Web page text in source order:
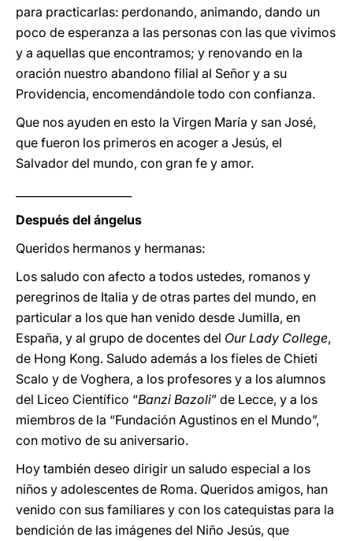
para practicarlas: perdonando, animando, dando un
poco de esperanza a las personas con las que vivimos
y a aquellas que encontramos; y renovando en la
oración nuestro abandono filial al Señor y a su
Providencia, encomendándole todo con confianza.
Que nos ayuden en esto la Virgen María y san José,
que fueron los primeros en acoger a Jesús, el
Salvador del mundo, con gran fe y amor.
Después del ángelus
Queridos hermanos y hermanas:
Los saludo con afecto a todos ustedes, romanos y
peregrinos de Italia y de otras partes del mundo, en
particular a los que han venido desde Jumilla, en
España, y al grupo de docentes del Our Lady College,
de Hong Kong. Saludo además a los fieles de Chieti
Scalo y de Voghera, a los profesores y a los alumnos
del Liceo Científico “Banzi Bazoli” de Lecce, y a los
miembros de la “Fundación Agustinos en el Mundo”,
con motivo de su aniversario.
Hoy también deseo dirigir un saludo especial a los
niños y adolescentes de Roma. Queridos amigos, han
venido con sus familiares y con los catequistas para la
bendición de las imágenes del Niño Jesús, que